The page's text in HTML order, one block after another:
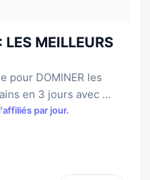
MEILLEURS
pour DOMINER les
en 3 jours avec 3
112euros, 159…
par jour.